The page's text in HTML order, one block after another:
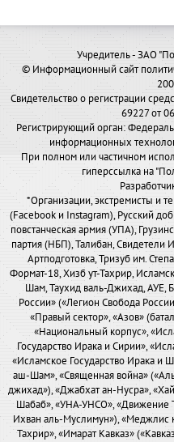
Учредитель - ЗАО
© Информационный сайт
Свидетельство о регистрации
69227 от
Регистрирующий орган:
информационных
При полном или частичном
гиперссылка на
*Организации, экстремисты и
(Facebook и Instagram), Русский
повстанческая армия (УПА),
партия (НБП), Талибан, Свидетели
Артподготовка, Тризуб им.
Формат-18, Хизб ут-Тахрир,
Шам, Таухид валь-Джихад, АУЕ,
России» («Легион Свобода
«Правый сектор», «Азов»
«Национальный корпус»,
Государство Ирака и Сирии»,
«Исламское Государство Ирака
аш-Шам», «Священная война»
джихад»), «Джабхат ан-Нусра»,
Шабаб», «УНА-УНСО», «Движение
Ихван аль-Муслимун»), «Меджлис
Тахрир», «Имарат Кавказ»